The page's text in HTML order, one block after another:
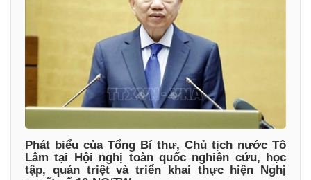
Phát biểu của Tổng Bí thư, Chủ tịch nước Tô
Lâm tại Hội nghị toàn quốc nghiên cứu, học
tập, quán triệt và triển khai thực hiện Nghị